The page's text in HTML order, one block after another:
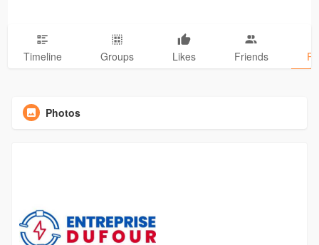
Timeline Groups Likes Friends
Photos